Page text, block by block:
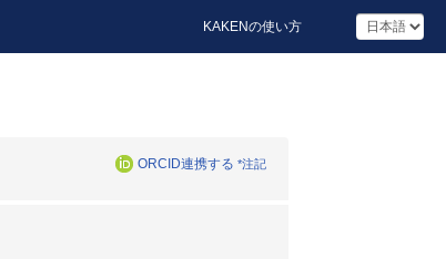
KAKENの使い方
ORCID連携する *注記